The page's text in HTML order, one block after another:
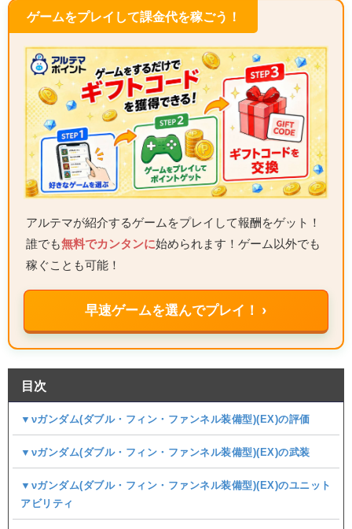
ゲームをプレイして課金代を稼ごう！
アルテマが紹介するゲームをプレイして報酬をゲット！
誰でも無料でカンタンに始められます！ゲーム以外でも
稼ぐことも可能！
早速ゲームを選んでプレイ！ ›
目次
▼νガンダム(ダブル・フィン・ファンネル装備型)(EX)の評価
▼νガンダム(ダブル・フィン・ファンネル装備型)(EX)の武装
▼νガンダム(ダブル・フィン・ファンネル装備型)(EX)のユニット
アビリティ